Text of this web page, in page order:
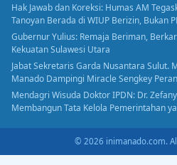
Hak Jawab dan Koreksi: Humas AM
Tanoyan Berada di WIUP Berizin, Bukan
Gubernur Yulius: Remaja Beriman,
Kekuatan Sulawesi Utara
Jabat Sekretaris Garda Nusantara Sulut.
Manado Dampingi Miracle Sengkey
Mendagri Wisuda Doktor IPDN: Dr.
Membangun Tata Kelola Pemerintahan
© 2026 inimanado.com.